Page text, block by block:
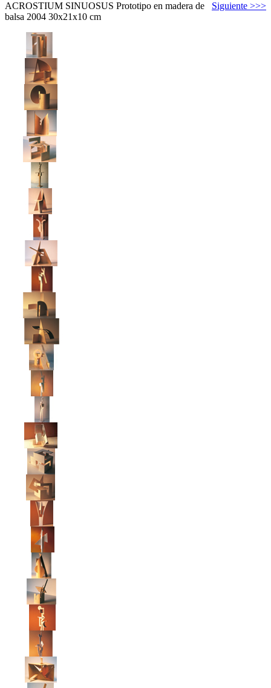
Siguiente >>>
ACROSTIUM SINUOSUS Prototipo en madera de
balsa 2004 30x21x10 cm